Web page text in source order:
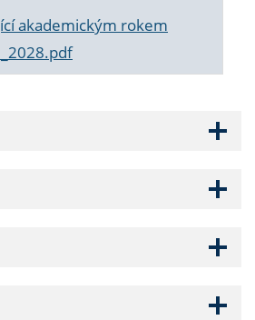
akademickým rokem